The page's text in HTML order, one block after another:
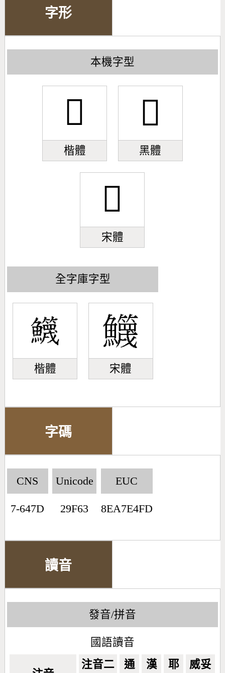
字形
本機字型
𩽣
楷體
𩽣
黑體
𩽣
宋體
全字庫字型
楷體 宋體
字碼
CNS
7-647D
Unicode
29F63
EUC
8EA7E4FD
讀音
發音/拼音
國語讀音
注音二 通 漢 耶 威妥